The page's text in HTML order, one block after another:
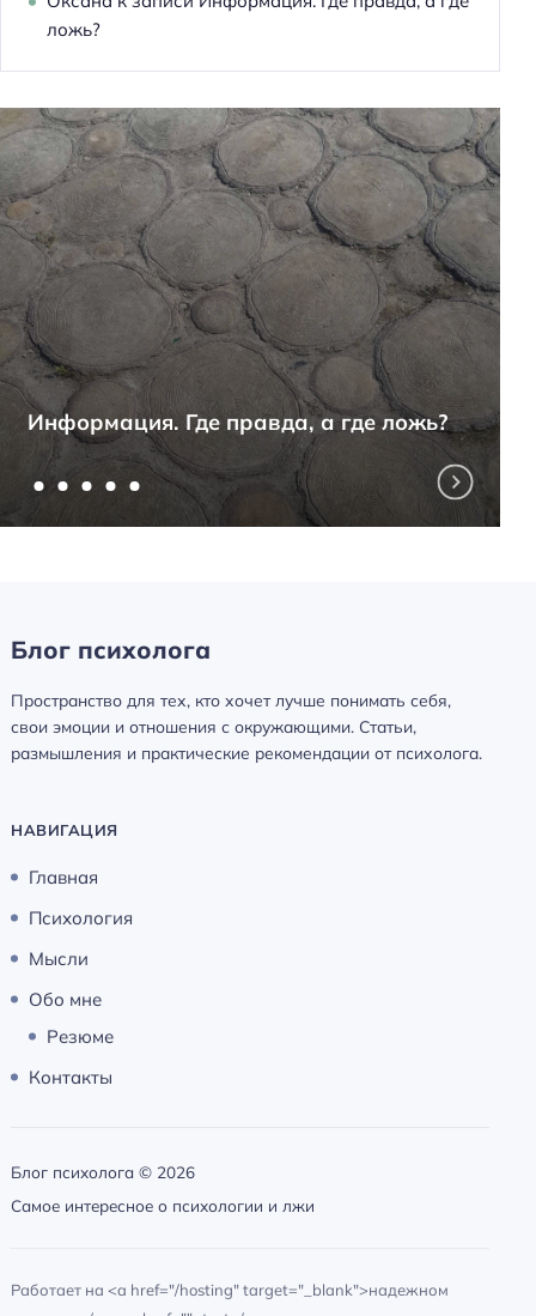
ложь?
Информация. Где правда, а где ложь?
Блог психолога
Пространство для тех, кто хочет лучше понимать себя,
свои эмоции и отношения с окружающими. Статьи,
размышления и практические рекомендации от психолога.
НАВИГАЦИЯ
Главная
Психология
Мысли
Обо мне
Резюме
Контакты
Блог психолога © 2026
Самое интересное о психологии и лжи
Работает на <a href="/hosting" target="_blank">надежном
и